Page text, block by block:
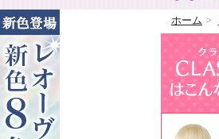
ホーム >